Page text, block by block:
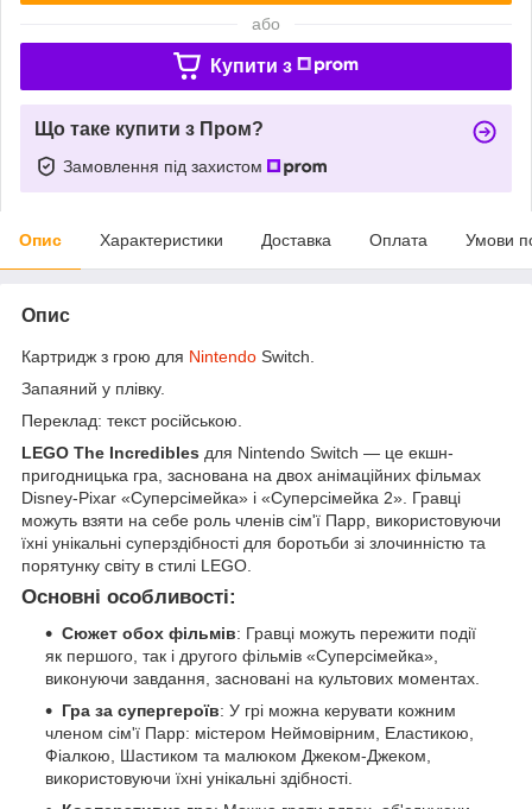
або
Купити з
Що таке купити з Пром?
Замовлення під захистом
Опис Характеристики Доставка Оплата Умови
Опис
Картридж з грою для Nintendo Switch.
Запаяний у плівку.
Переклад: текст російською.
LEGO The Incredibles для Nintendo Switch — це екшн-
пригодницька гра, заснована на двох анімаційних фільмах
Disney-Pixar «Суперсімейка» і «Суперсімейка 2». Гравці
можуть взяти на себе роль членів сім'ї Парр, використовуючи
їхні унікальні суперздібності для боротьби зі злочинністю та
порятунку світу в стилі LEGO.
Основні особливості:
Сюжет обох фільмів: Гравці можуть пережити події
як першого, так і другого фільмів «Суперсімейка»,
виконуючи завдання, засновані на культових моментах.
Гра за супергероїв: У грі можна керувати кожним
членом сім'ї Парр: містером Неймовірним, Еластикою,
Фіалкою, Шастиком та малюком Джеком-Джеком,
використовуючи їхні унікальні здібності.